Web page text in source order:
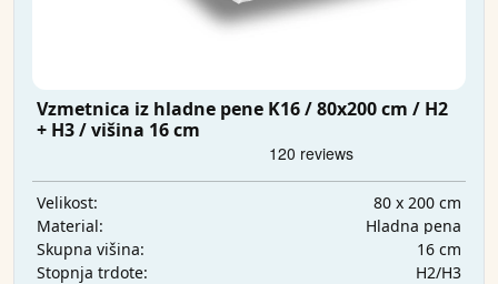
Vzmetnica iz hladne pene K16 / 80x200 cm / H2
+ H3 / višina 16 cm
Velikost:
80 x 200 cm
Material:
Hladna pena
Skupna višina:
16 cm
Stopnja trdote:
H2/H3